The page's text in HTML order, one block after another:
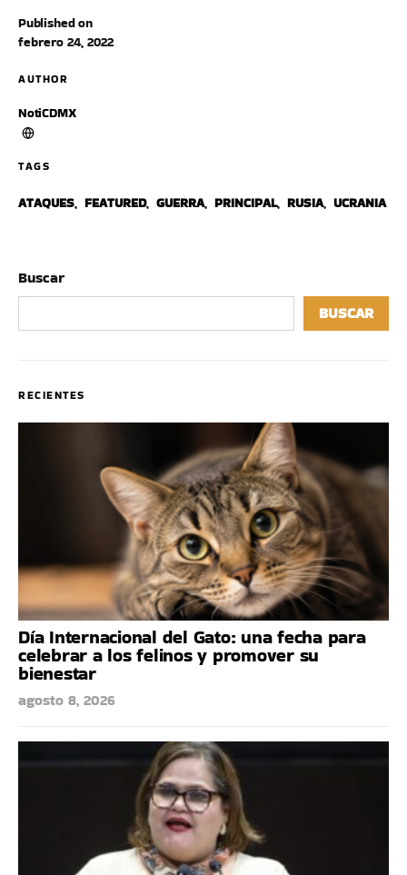
Published on
febrero 24, 2022
AUTHOR
NotiCDMX
TAGS
ATAQUES, FEATURED, GUERRA, PRINCIPAL, RUSIA, UCRANIA
Buscar
BUSCAR
RECIENTES
Día Internacional del Gato: una fecha para
celebrar a los felinos y promover su
bienestar
agosto 8, 2026